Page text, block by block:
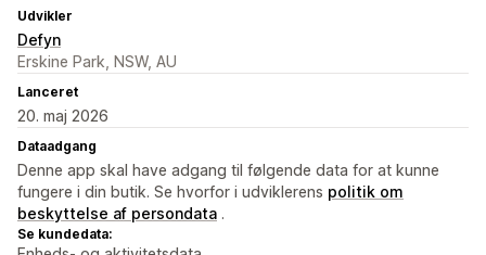
Udvikler
Defyn
Erskine Park, NSW, AU
Lanceret
20. maj 2026
Dataadgang
Denne app skal have adgang til følgende data for at kunne
fungere i din butik. Se hvorfor i udviklerens politik om
beskyttelse af persondata .
Se kundedata: